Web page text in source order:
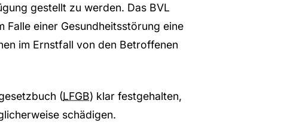
gestellt zu werden. Das BVL
einer Gesundheitsstörung eine
im Ernstfall von den Betroffenen
(LFGB) klar festgehalten,
schädigen.